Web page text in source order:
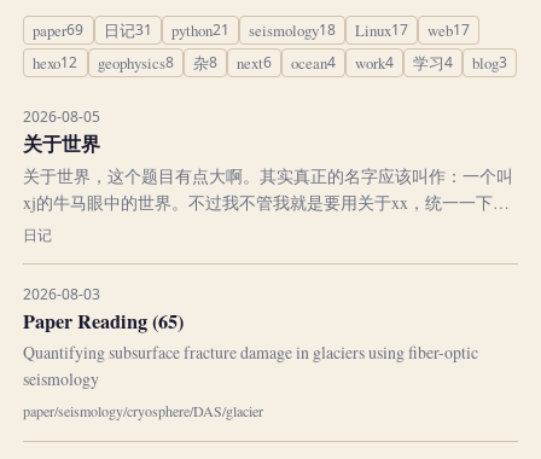
2026-08-05
关于世界
关于世界，这个题目有点大啊。其实真正的名字应该叫作：一个叫
xj的牛马眼中的世界。不过我不管我就是要用关于xx，统一一下。
我认为这个世界不能算是不可知，也不能算是可知。让我仔细说
日记
2026-08-03
Paper Reading (65)
Quantifying subsurface fracture damage in glaciers using fiber-optic
seismology
paper/seismology/cryosphere/DAS/glacier
paper69 日记31 python21 seismology18 Linux17 web17
hexo12 geophysics8 杂8 next6 ocean4 work4 学习4 blog3